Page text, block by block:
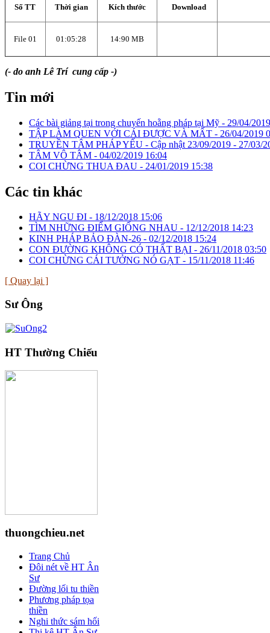
Số TT Thời gian Kích thước Download
File 01 01:05:28 14:90 MB
(- do anh Lê Trí cung cấp -)
Tin mới
Các bài giảng tại trong chuyến hoằng pháp tại Mỹ - 29/04/
TẬP LÀM QUEN VỚI CÁI ĐƯỢC VÀ MẤT - 26/04/2019
TRUYỀN TÂM PHÁP YẾU - Cập nhật 23/09/2019 - 27/03/
TÂM VÔ TÂM - 04/02/2019 16:04
COI CHỪNG THUA ĐAU - 24/01/2019 15:38
Các tin khác
HÃY NGU ĐI - 18/12/2018 15:06
TÌM NHỮNG ĐIỂM GIỐNG NHAU - 12/12/2018 14:23
KINH PHÁP BẢO ĐÀN-26 - 02/12/2018 15:24
CON ĐƯỜNG KHÔNG CÓ THẤT BẠI - 26/11/2018 03:50
COI CHỪNG CÁI TƯỞNG NÓ GẠT - 15/11/2018 11:46
[ Quay lại ]
Sư Ông
HT Thường Chiếu
thuongchieu.net
Trang Chủ
Đôi nét về HT Ân
Sư
Đường lối tu thiền
Phương pháp tọa
thiền
Nghi thức sám hối